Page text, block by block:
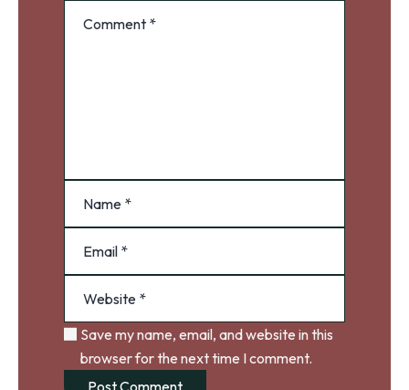
Save my name, email, and website in this
browser for the next time I comment.